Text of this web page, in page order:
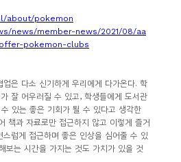
about/pokemon
news/member-news/2021/08/aa
pokemon-clubs
은 다소 신기하게 우리에게 다가온다. 학
잘 어우러질 수 있고, 학생들에게 도서관
있는 좋은 기회가 될 수 있다고 생각한
책과 자료로만 접근하지 않고 이렇게 즐거
럽게 접근하며 좋은 인상을 심어줄 수 있
보는 시간을 가지는 것도 가치가 있을 것